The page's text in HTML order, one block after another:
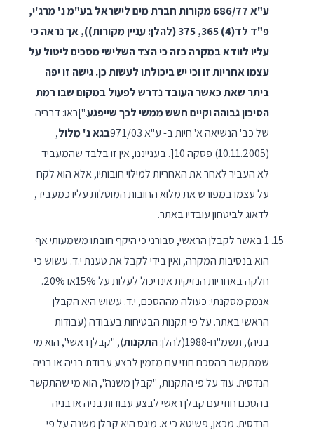
ע"א 686/77 מקורות חברת מים לישראל בע"מ נ' מרג'י,
פ"ד לד(4) 365, 375 (להלן: עניין מקורות)), אך נראה כי
עליו לוודא במקרה כזה כי הצד השלישי מסכים ליטול על
עצמו אחריות זו וכי יש ביכולתו לעשות כן. גישה זו יפה
ביתר שאת כאשר העובד נדרש לפעול במקום שבו רמת
הסיכון גבוהה וקיים חשש ממשי לכך שייפגע."]ראו: דבריה
של כב' הנשיאה א' חיות ב- ע"א 971/03
בגא נ' מלול,
(10.11.2005) פסקה 10[. בענייננו, אין זו בלבד שהמעביד
לא העביר לאחר את האחריות למילוי חובותיו, אלא הוא לקח
על עצמו במפורש את מלוא החובות המוטלות עליו כמעביד,
לדאוג לביטחון עובדיו באתר.
1 באשר לקבלן הראשי, סבורני כי היקף חובתו משמעותי אף
הוא בנסיבות המקרה, ואין בידי לקבל את טענת י.ד. עשוש כי
חלקה באחריות הנזיקית אינו יכול לעלות על 15%או 20%.
אנמק מסקנתי: כעולה מההסכם, י.ד. עשוש היא הקבלן
הראשי באתר. על פי תקנות הבטיחות בעבודה (עבודות
בניה), תשמ"ח-1988(להלן:
התקנות), "קבלן ראשי", הוא מי
שמתקשר בהסכם חוזי עם מזמין לבצע עבודת בניה או בניה
הנדסית. עוד על פי התקנות, "קבלן משנה", הוא מי שהתקשר
בהסכם חוזי עם קבלן ראשי לבצע עבודות בניה או בניה
הנדסית. מכאן, פשיטא כי א. מיגס היא קבלן משנה על פי